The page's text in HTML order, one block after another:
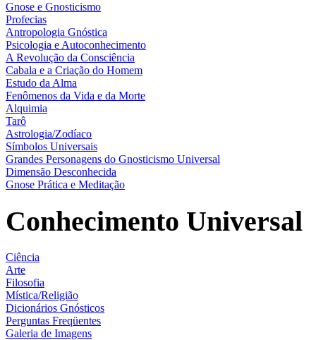
Gnose e Gnosticismo
Profecias
Antropologia Gnóstica
Psicologia e Autoconhecimento
A Revolução da Consciência
Cabala e a Criação do Homem
Estudo da Alma
Fenômenos da Vida e da Morte
Alquimia
Tarô
Astrologia/Zodíaco
Símbolos Universais
Grandes Personagens do Gnosticismo Universal
Dimensão Desconhecida
Gnose Prática e Meditação
Conhecimento Universal
Ciência
Arte
Filosofia
Mística/Religião
Dicionários Gnósticos
Perguntas Freqüentes
Galeria de Imagens